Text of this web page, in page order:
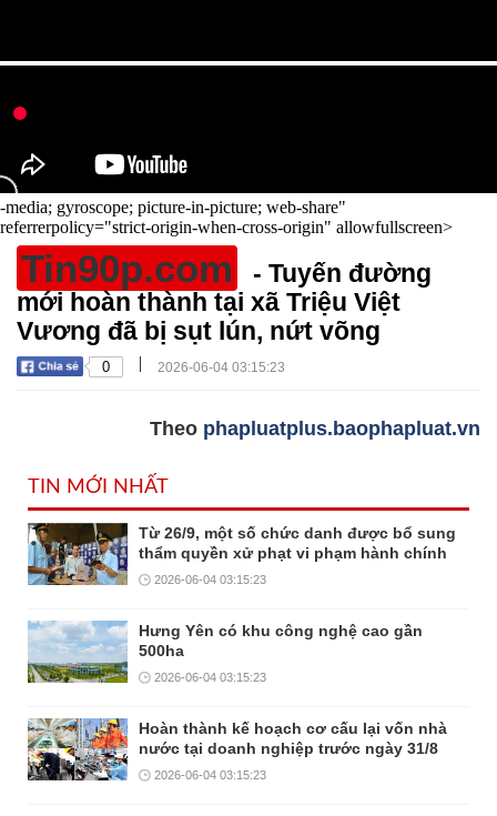
-media; gyroscope; picture-in-picture; web-share"
referrerpolicy="strict-origin-when-cross-origin" allowfullscreen>
Tin90p.com
- Tuyến đường
mới hoàn thành tại xã Triệu Việt
Vương đã bị sụt lún, nứt võng
0 | 2026-06-04 03:15:23
Theo phapluatplus.baophapluat.vn
TIN MỚI NHẤT
Từ 26/9, một số chức danh được bổ sung
thẩm quyền xử phạt vi phạm hành chính
2026-06-04 03:15:23
Hưng Yên có khu công nghệ cao gần
500ha
2026-06-04 03:15:23
Hoàn thành kế hoạch cơ cấu lại vốn nhà
nước tại doanh nghiệp trước ngày 31/8
2026-06-04 03:15:23